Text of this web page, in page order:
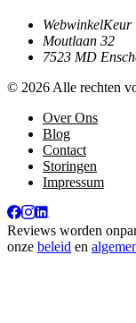
WebwinkelKeur
Moutlaan 32
7523 MD
© 2026 Alle rechten
Over Ons
Blog
Contact
Storingen
Impressum
Reviews worden
onze beleid en